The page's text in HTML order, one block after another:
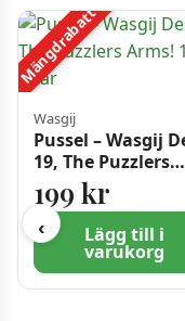
‹
Mängdrabatt
Wasgij
Pussel – Wasgij
19, The Puzzlers
Arms! 1000 bitar
199 kr
Lägg till i
varukorg